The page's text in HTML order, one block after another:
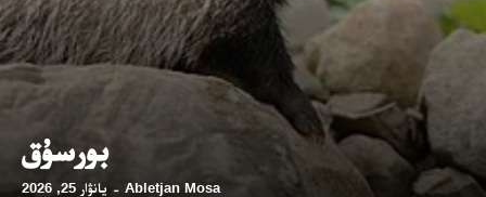
بورسۇق
Abletjan Mosa
- يانۋار 25, 2026